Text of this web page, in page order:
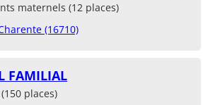
maternels (12 places)
(16710)
FAMILIAL
places)